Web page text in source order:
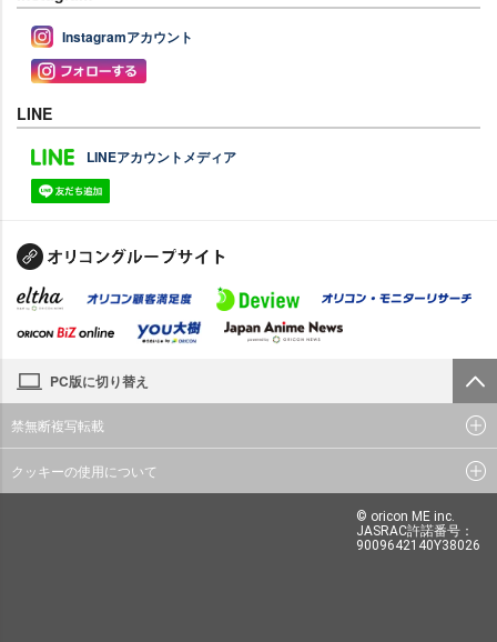
Instagramアカウント
LINE
LINEアカウントメディア
PC版に切り替え
禁無断複写転載
クッキーの使用について
© oricon ME inc.
JASRAC許諾番号：
9009642140Y38026